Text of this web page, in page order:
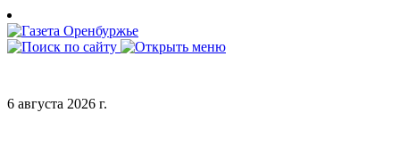
Skip
to
content
6 августа 2026 г.